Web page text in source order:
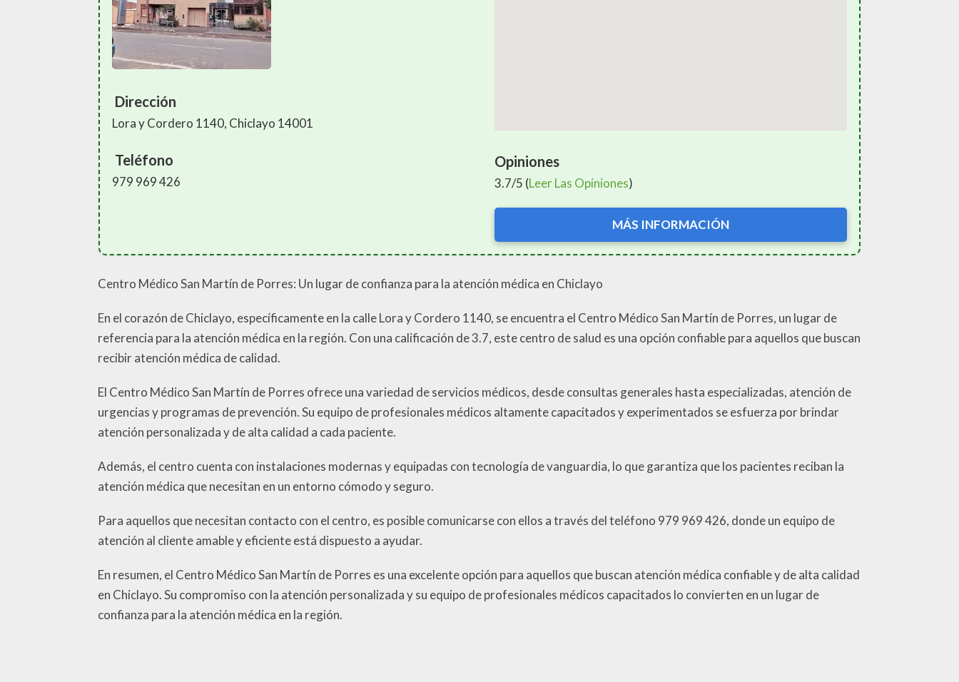
Dirección
Lora y Cordero 1140, Chiclayo 14001
Teléfono
979 969 426
Opiniones
3.7/5 (Leer Las Opiniones)
MÁS INFORMACIÓN
Centro Médico San Martín de Porres: Un lugar de confianza para la atención médica en Chiclayo
En el corazón de Chiclayo, específicamente en la calle Lora y Cordero 1140, se encuentra el Centro Médico San Martín de Porres, un lugar de
referencia para la atención médica en la región. Con una calificación de 3.7, este centro de salud es una opción confiable para aquellos que buscan
recibir atención médica de calidad.
El Centro Médico San Martín de Porres ofrece una variedad de servicios médicos, desde consultas generales hasta especializadas, atención de
urgencias y programas de prevención. Su equipo de profesionales médicos altamente capacitados y experimentados se esfuerza por brindar
atención personalizada y de alta calidad a cada paciente.
Además, el centro cuenta con instalaciones modernas y equipadas con tecnología de vanguardia, lo que garantiza que los pacientes reciban la
atención médica que necesitan en un entorno cómodo y seguro.
Para aquellos que necesitan contacto con el centro, es posible comunicarse con ellos a través del teléfono 979 969 426, donde un equipo de
atención al cliente amable y eficiente está dispuesto a ayudar.
En resumen, el Centro Médico San Martín de Porres es una excelente opción para aquellos que buscan atención médica confiable y de alta calidad
en Chiclayo. Su compromiso con la atención personalizada y su equipo de profesionales médicos capacitados lo convierten en un lugar de
confianza para la atención médica en la región.